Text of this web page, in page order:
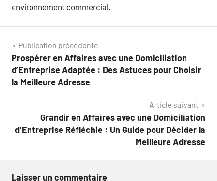
environnement commercial.
Navigation
de
l’article
Publication précédente
Prospérer en Affaires avec une Domiciliation
d’Entreprise Adaptée : Des Astuces pour Choisir
la Meilleure Adresse
Article suivant
Grandir en Affaires avec une Domiciliation
d’Entreprise Réfléchie : Un Guide pour Décider la
Meilleure Adresse
Laisser un commentaire